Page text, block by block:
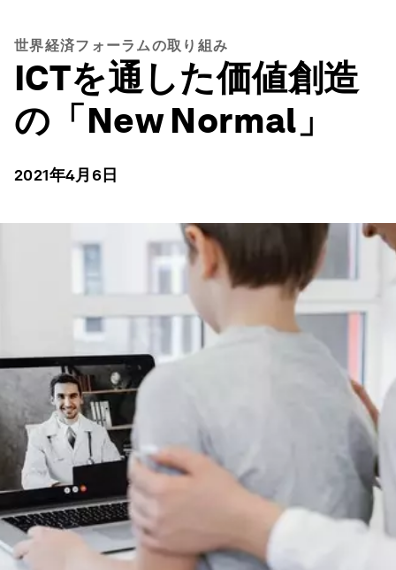
世界経済フォーラムの取り組み
ICTを通した価値創造
の「New Normal」
2021年4月6日